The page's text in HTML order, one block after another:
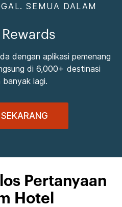
SEMUA DALAM
dengan aplikasi pemenang
di 6,000+ destinasi
lagi.
Pertanyaan
Hotel